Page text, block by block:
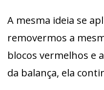
A mesma ideia se
removermos a
blocos vermelhos e
da balança, ela